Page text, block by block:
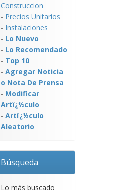
Construccion
- Precios Unitarios
- Instalaciones
- Lo Nuevo
- Lo Recomendado
- Top 10
- Agregar Noticia
o Nota De Prensa
- Modificar
Artï¿½culo
- Artï¿½culo
Aleatorio
Búsqueda
Lo más buscado